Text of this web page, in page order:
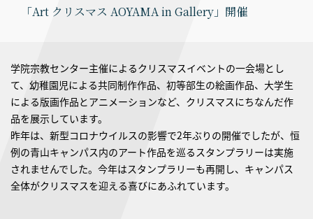
「Art クリスマス AOYAMA in Gallery」開催
学院宗教センター主催によるクリスマスイベントの一会場とし
て、幼稚園児による共同制作作品、初等部生の絵画作品、大学生
による版画作品とアニメーションなど、クリスマスにちなんだ作
品を展示しています。
昨年は、新型コロナウイルスの影響で2年ぶりの開催でしたが、恒
例の青山キャンパス内のアート作品を巡るスタンプラリーは実施
されませんでした。今年はスタンプラリーも再開し、キャンパス
全体がクリスマスを迎える喜びにあふれています。